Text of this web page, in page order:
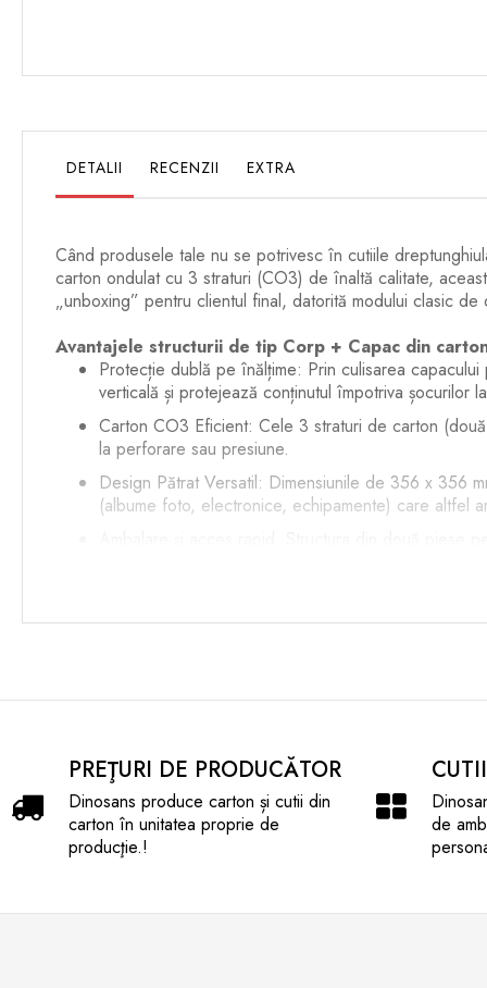
DETALII RECENZII EXTRA
Când produsele tale nu se potrivesc în cutiile
carton ondulat cu 3 straturi (CO3) de înaltă calitate,
„unboxing” pentru clientul final, datorită modului clasic
Avantajele structurii de tip Corp + Capac din
Protecție dublă pe înălțime: Prin culisarea
verticală și protejează conținutul împotriva șocurilor
Carton CO3 Eficient: Cele 3 straturi de carton
la perforare sau presiune.
Design Pătrat Versatil: Dimensiunile de 356 x 356
(albume foto, electronice, echipamente) care altfel
PREŢURI DE PRODUCĂTOR
Dinosans produce carton și cutii din
carton în unitatea proprie de
producţie.!
de